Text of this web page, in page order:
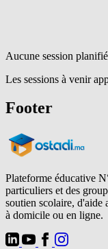
Aucune session
Les sessions à venir
Footer
Plateforme éducative
particuliers et des
soutien scolaire, d'aide
à domicile ou en ligne.